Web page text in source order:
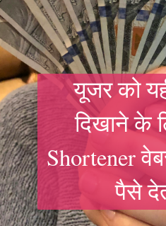
यूजर को
दिखाने के
Shortener
पैसे